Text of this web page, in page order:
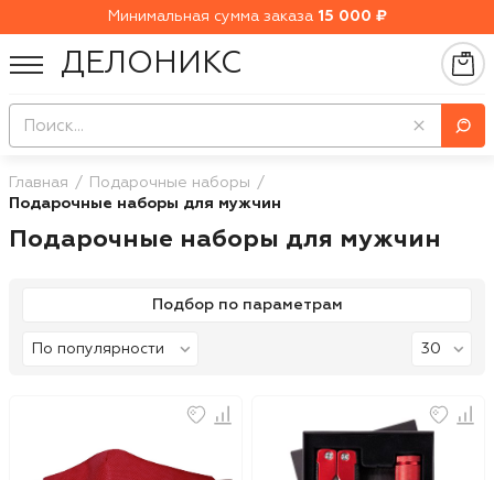
Минимальная сумма заказа 15 000 ₽
ДЕЛОНИКС
Главная
Подарочные наборы
Подарочные наборы для мужчин
Подарочные наборы для мужчин
Подбор по параметрам